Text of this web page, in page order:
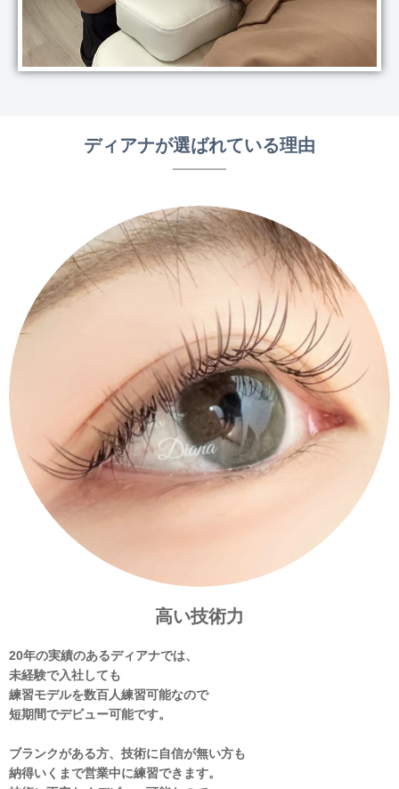
ディアナが選ばれている理由
高い技術力
20年の実績のあるディアナでは、
未経験で入社しても
練習モデルを数百人練習可能なので
短期間でデビュー可能です。
ブランクがある方、技術に自信が無い方も
納得いくまで営業中に練習できます。